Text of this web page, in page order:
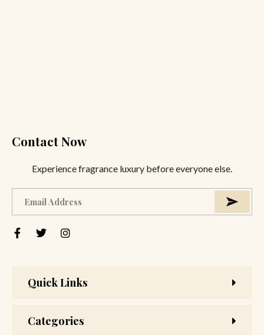
Quick Links
Categories
Contact Now
Experience fragrance luxury before everyone else.